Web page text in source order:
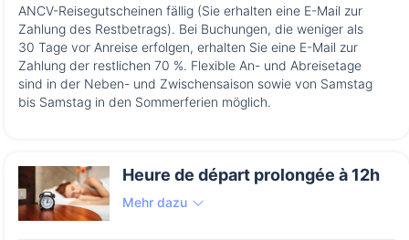
ANCV-Reisegutscheinen fällig (Sie erhalten eine E-Mail zur
Zahlung des Restbetrags). Bei Buchungen, die weniger als
30 Tage vor Anreise erfolgen, erhalten Sie eine E-Mail zur
Zahlung der restlichen 70 %. Flexible An- und Abreisetage
sind in der Neben- und Zwischensaison sowie von Samstag
bis Samstag in den Sommerferien möglich.
Heure de départ prolongée à 12h
Mehr dazu